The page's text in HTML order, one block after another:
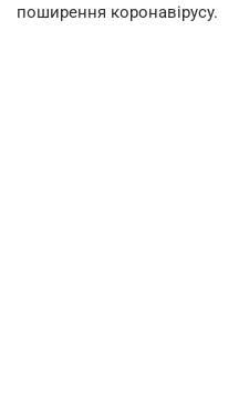
поширення коронавірусу.